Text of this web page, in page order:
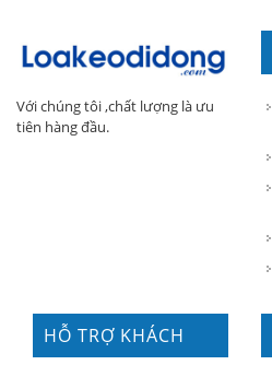
Với chúng tôi ,chất lượng là ưu
tiên hàng đầu.
HỖ TRỢ KHÁCH